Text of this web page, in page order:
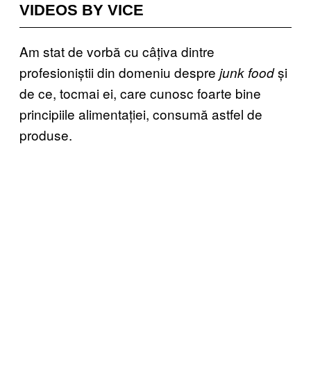
VIDEOS BY VICE
Am stat de vorbă cu câțiva dintre
profesioniștii din domeniu despre junk foodși
de ce, tocmai ei, care cunosc foarte bine
principiile alimentației, consumă astfel de
produse.